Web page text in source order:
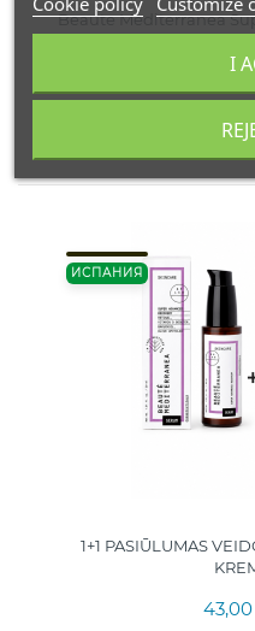
Beaute Mediterranea
ИСПАНИЯ
1+1 PASIŪLUMAS
I